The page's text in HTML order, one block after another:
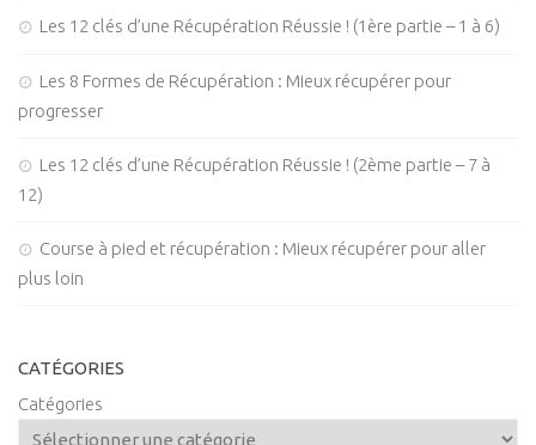
Les 12 clés d’une Récupération Réussie ! (1ère partie – 1 à 6)
Les 8 Formes de Récupération : Mieux récupérer pour
progresser
Les 12 clés d’une Récupération Réussie ! (2ème partie – 7 à
12)
Course à pied et récupération : Mieux récupérer pour aller
plus loin
CATÉGORIES
Catégories